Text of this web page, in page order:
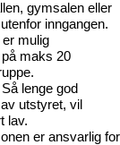
gymsalen eller
inngangen.
mulig
maks 20
lenge god
utstyret, vil
lav.
er ansvarlig for